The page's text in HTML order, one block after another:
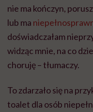
nie ma kończyn,
lub ma
doświadczałam
widząc mnie, na co
choruję – tłumaczy.
To zdarzało się na
toalet dla osób